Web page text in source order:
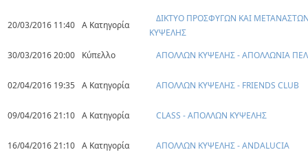
20/03/2016 11:40 Α Κατηγορία
ΔΙΚΤΥΟ ΠΡΟΣΦΥΓΩΝ ΚΑΙ ΜΕΤΑΝΑΣΤΩΝ
ΚΥΨΕΛΗΣ
30/03/2016 20:00
Κύπελλο ΑΠΟΛΛΩΝ ΚΥΨΕΛΗΣ - ΑΠΟΛΛΩΝΙΑ
02/04/2016 19:35 Α Κατηγορία ΑΠΟΛΛΩΝ ΚΥΨΕΛΗΣ - FRIENDS CLUB
09/04/2016 21:10 Α Κατηγορία CLASS - ΑΠΟΛΛΩΝ ΚΥΨΕΛΗΣ
16/04/2016 21:10 Α Κατηγορία ΑΠΟΛΛΩΝ ΚΥΨΕΛΗΣ - ANDALUCIA